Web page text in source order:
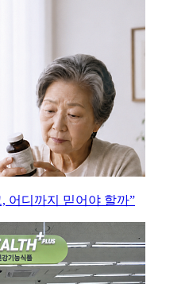
어디까지 믿어야 할까”